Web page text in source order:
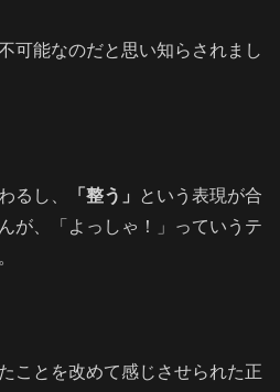
可能なのだと思い知らされまし
るし、 「整う」
という表現が合
が、「よっしゃ！」っていうテ
ことを改めて感じさせられた正